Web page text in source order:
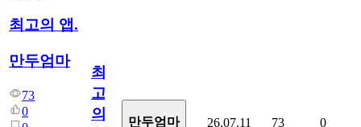
최고의 앱.
만두엄마
73
0
최
고
의
만두엄마 26.07.11 73 0